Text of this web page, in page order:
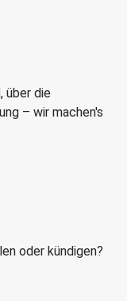
über die
– wir machen's
oder kündigen?